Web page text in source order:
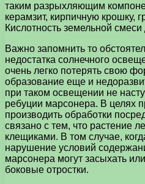
таким разрыхляющим
керамзит, кирпичную крошку,
Кислотность земельной
Важно запомнить то
недостатка солнечного
очень легко потерять свою
образование еще и
при таком освещении не
ребуции марсонера. В целях
производить обработки
связано с тем, что растение
клещиками. В том случае,
нарушение условий
марсонера могут засыхать
боковые отростки.